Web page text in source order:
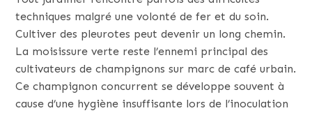
techniques malgré une volonté de fer et du soin.
Cultiver des pleurotes peut devenir un long chemin.
La moisissure verte reste l’ennemi principal des
cultivateurs de champignons sur marc de café urbain.
Ce champignon concurrent se développe souvent à
cause d’une hygiène insuffisante lors de l’inoculation